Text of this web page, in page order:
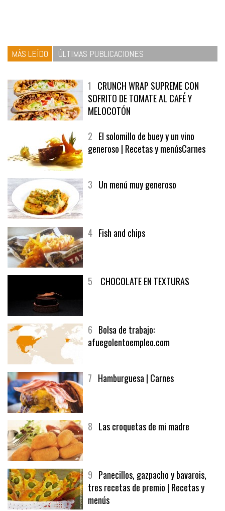
MÁS LEÍDO ÚLTIMAS PUBLICACIONES
1 CRUNCH WRAP SUPREME CON
SOFRITO DE TOMATE AL CAFÉ Y
MELOCOTÓN
2 El solomillo de buey y un vino
generoso | Recetas y menúsCarnes
3 Un menú muy generoso
4 Fish and chips
5 CHOCOLATE EN TEXTURAS
6 Bolsa de trabajo:
afuegolentoempleo.com
7 Hamburguesa | Carnes
8 Las croquetas de mi madre
9 Panecillos, gazpacho y bavarois,
tres recetas de premio | Recetas y
menús